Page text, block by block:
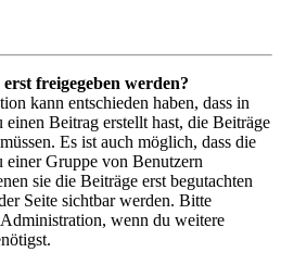
freigegeben werden?
kann entschieden haben, dass in
Beitrag erstellt hast, die Beiträge
Es ist auch möglich, dass die
Gruppe von Benutzern
sie die Beiträge erst begutachten
Seite sichtbar werden. Bitte
wenn du weitere